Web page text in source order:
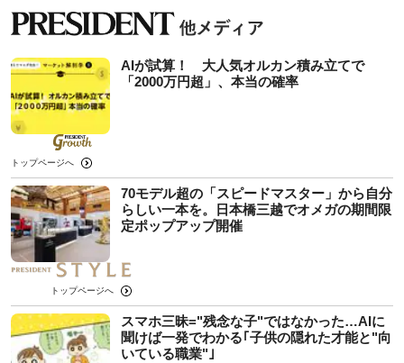
AIが試算！ 大人気オルカン積み立てで
「2000万円超」、本当の確率
トップページへ
70モデル超の「スピードマスター」から自分
らしい一本を。日本橋三越でオメガの期間限
定ポップアップ開催
トップページへ
スマホ三昧="残念な子"ではなかった…AIに
聞けば一発でわかる｢子供の隠れた才能と"向
いている職業"｣